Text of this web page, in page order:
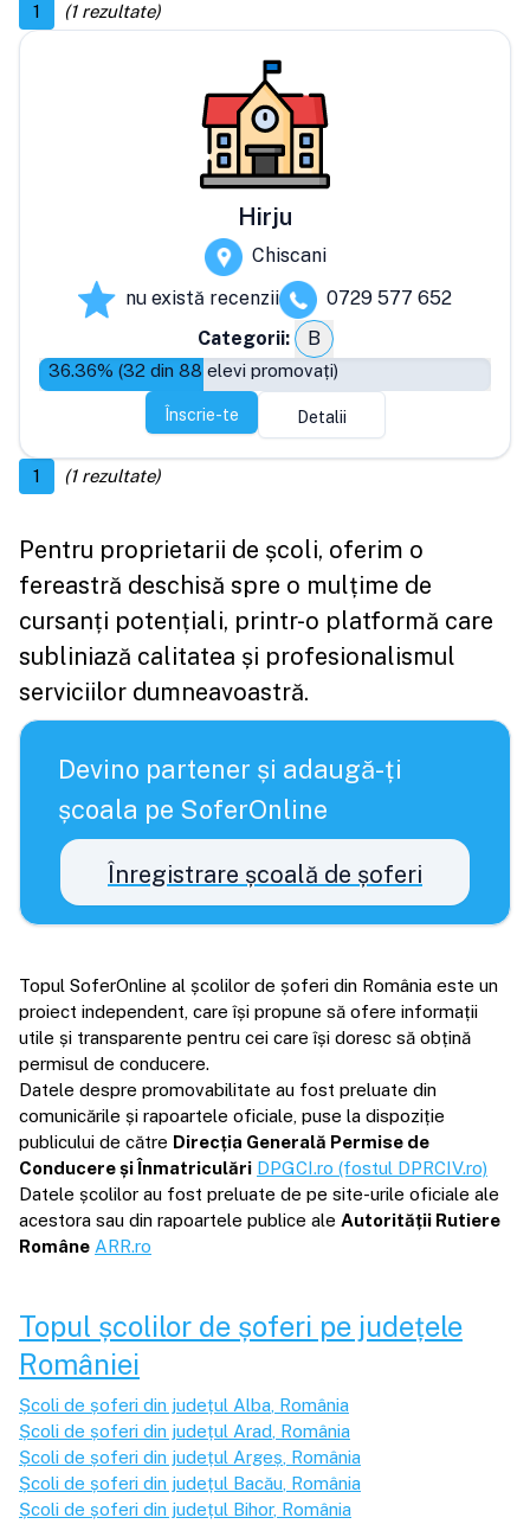
1
(1rezultate)
Hirju
Chiscani
nu există recenzii
0729 577 652
Categorii:
B
36.36% (32 din 88 elevi promovați)
Înscrie-te Detalii
1 (1rezultate)
Pentru proprietarii de școli, oferim o
fereastră deschisă spre o mulțime de
cursanți potențiali, printr-o platformă care
subliniază calitatea și profesionalismul
serviciilor dumneavoastră.
Devino partener și adaugă-ți
școala pe SoferOnline
Înregistrare școală de șoferi
Topul SoferOnline al școlilor de șoferi din România este un
proiect independent, care își propune să ofere informații
utile și transparente pentru cei care își doresc să obțină
permisul de conducere.
Datele despre promovabilitate au fost preluate din
comunicările și rapoartele oficiale, puse la dispoziție
publicului de către Direcția Generală Permise de
Conducere și Înmatriculări DPGCI.ro (fostul DPRCIV.ro)
Datele școlilor au fost preluate de pe site-urile oficiale ale
acestora sau din rapoartele publice ale Autorității Rutiere
Române ARR.ro
Topul școlilor de șoferi pe județele
României
Școli de șoferi din județul Alba , România
Școli de șoferi din județul Arad , România
Școli de șoferi din județul Argeș , România
Școli de șoferi din județul Bacău , România
Școli de șoferi din județul Bihor, România